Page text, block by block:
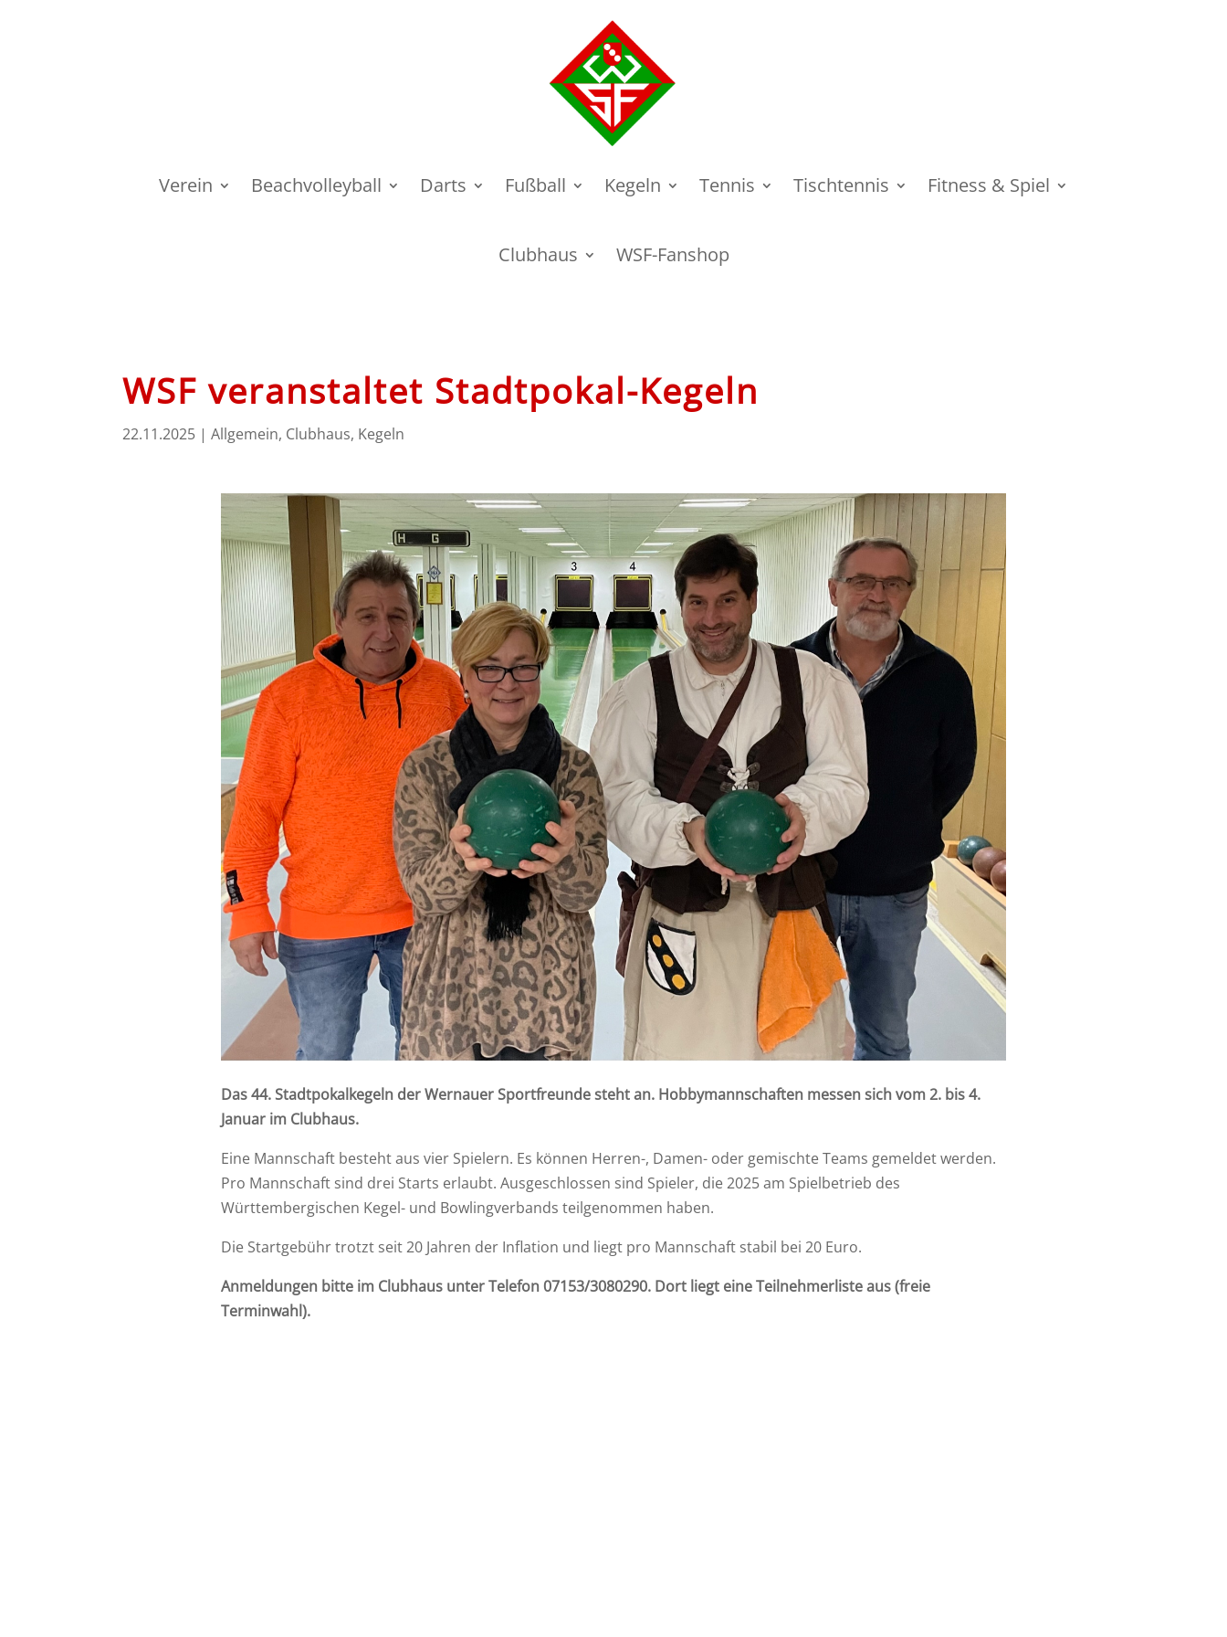
Verein Beachvolleyball Darts Fußball Kegeln Tennis Tischtennis Fitness & Spiel
Clubhaus WSF-Fanshop
WSF veranstaltet Stadtpokal-Kegeln
22.11.2025 |Allgemein, Clubhaus, Kegeln
Das 44. Stadtpokalkegeln der Wernauer Sportfreunde steht an. Hobbymannschaften messen sich vom 2. bis 4.
Januar im Clubhaus.
Eine Mannschaft besteht aus vier Spielern. Es können Herren-, Damen- oder gemischte Teams gemeldet werden.
Pro Mannschaft sind drei Starts erlaubt. Ausgeschlossen sind Spieler, die 2025 am Spielbetrieb des
Württembergischen Kegel- und Bowlingverbands teilgenommen haben.
Die Startgebühr trotzt seit 20 Jahren der Inflation und liegt pro Mannschaft stabil bei 20 Euro.
Anmeldungen bitte im Clubhaus unter Telefon 07153/3080290. Dort liegt eine Teilnehmerliste aus (freie
Terminwahl).